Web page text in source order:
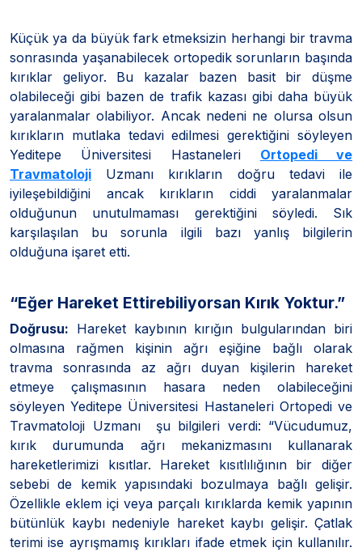
Küçük ya da büyük fark etmeksizin herhangi bir travma
sonrasında yaşanabilecek ortopedik sorunların başında
kırıklar geliyor. Bu kazalar bazen basit bir düşme
olabileceği gibi bazen de trafik kazası gibi daha büyük
yaralanmalar olabiliyor. Ancak nedeni ne olursa olsun
kırıkların mutlaka tedavi edilmesi gerektiğini söyleyen
Yeditepe Üniversitesi Hastaneleri Ortopedi ve
Travmatoloji Uzmanı kırıkların doğru tedavi ile
iyileşebildiğini ancak kırıkların ciddi yaralanmalar
olduğunun unutulmaması gerektiğini söyledi. Sık
karşılaşılan bu sorunla ilgili bazı yanlış bilgilerin
olduğuna işaret etti.
“Eğer Hareket Ettirebiliyorsan Kırık Yoktur.”
Doğrusu: Hareket kaybının kırığın bulgularından biri
olmasına rağmen kişinin ağrı eşiğine bağlı olarak
travma sonrasında az ağrı duyan kişilerin hareket
etmeye çalışmasının hasara neden olabileceğini
söyleyen Yeditepe Üniversitesi Hastaneleri Ortopedi ve
Travmatoloji Uzmanı şu bilgileri verdi: “Vücudumuz,
kırık durumunda ağrı mekanizmasını kullanarak
hareketlerimizi kısıtlar. Hareket kısıtlılığının bir diğer
sebebi de kemik yapısındaki bozulmaya bağlı gelişir.
Özellikle eklem içi veya parçalı kırıklarda kemik yapının
bütünlük kaybı nedeniyle hareket kaybı gelişir. Çatlak
terimi ise ayrışmamış kırıkları ifade etmek için kullanılır.